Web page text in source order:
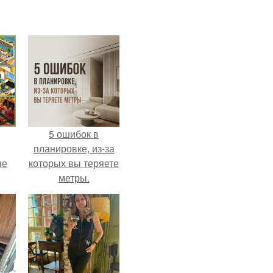
5 ошибок в
планировке, из-за
которых вы теряете
метры.